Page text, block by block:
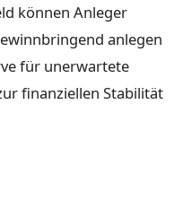
können Anleger
anlegen
für unerwartete
finanziellen Stabilität